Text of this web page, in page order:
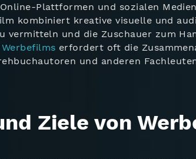
Plattformen und sozialen
kombiniert kreative visuelle und
vermitteln und die Zuschauer zum
erfordert oft die
und anderen
Ziele von